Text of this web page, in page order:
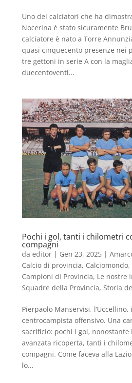
Uno dei calciatori che ha
Nocerina è stato sicuramente
calciatore è nato a Torre
quasi cinquecento presenze nei
tre gettoni in serie A con la
duecentoventi...
Pochi i gol, tanti i chilometri
compagni
da editor| Gen 23, 2025|
Calcio di provincia, Calciomondo,
Campioni di Provincia, Le nostre
Squadre della Provincia, Storia
Pierpaolo Manservisi,
centrocampista offensivo. Una
sacrificio: pochi i gol, nonostante
avanzata ricoperta, tanti i
compagni. Come faceva alla
lo...